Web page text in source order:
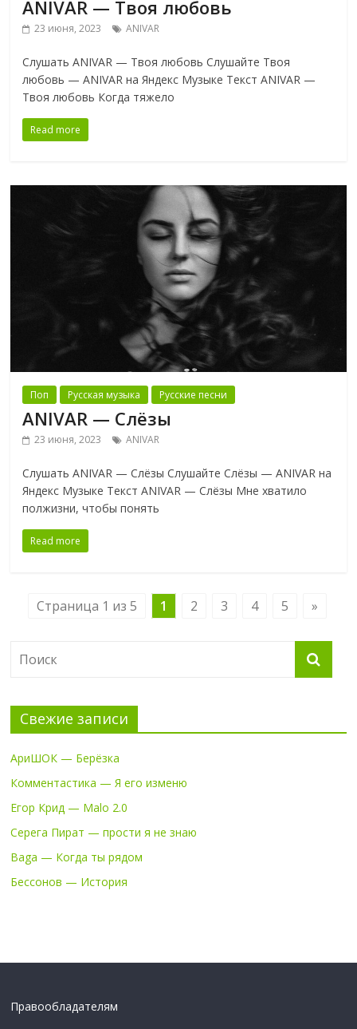
ANIVAR — Твоя любовь
23 июня, 2023 ANIVAR
Слушать ANIVAR — Твоя любовь Слушайте Твоя
любовь — ANIVAR на Яндекс Музыке Текст ANIVAR —
Твоя любовь Когда тяжело
Read more
Поп Русская музыка Русские песни
ANIVAR — Слёзы
23 июня, 2023 ANIVAR
Слушать ANIVAR — Слёзы Слушайте Слёзы — ANIVAR на
Яндекс Музыке Текст ANIVAR — Слёзы Мне хватило
полжизни, чтобы понять
Read more
Страница 1 из 5 1 2 3 4 5 »
Свежие записи
АриШОК — Берёзка
Комментастика — Я его изменю
Егор Крид — Malo 2.0
Серега Пират — прости я не знаю
Baga — Когда ты рядом
Бессонов — История
Правообладателям